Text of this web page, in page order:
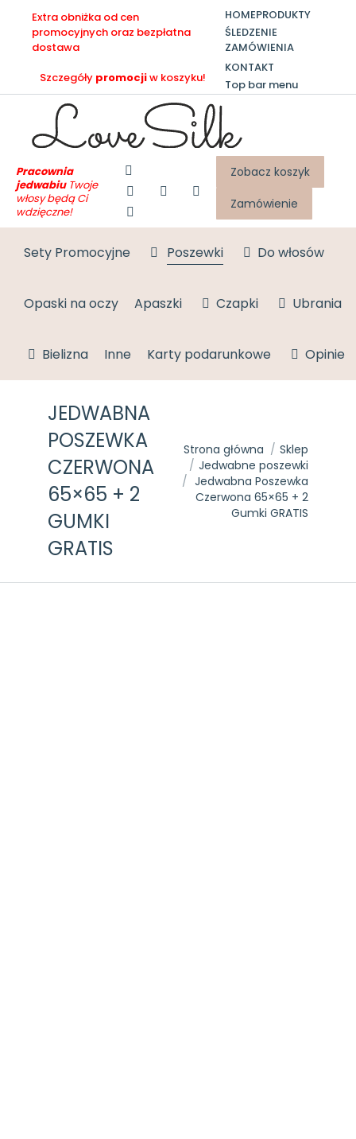
Extra obniżka od cen
promocyjnych oraz bezpłatna
dostawa
Szczegóły promocjiw koszyku!
HOMEPRODUKTY
ŚLEDZENIE
ZAMÓWIENIA
KONTAKT
Top bar menu
Pracownia
jedwabiuTwoje
włosy będą Ci
wdzięczne!
Zobacz koszyk
Zamówienie
Sety Promocyjne Poszewki Do włosów
Opaski na oczy Apaszki Czapki Ubrania
Bielizna Inne Karty podarunkowe Opinie
JEDWABNA
POSZEWKA
CZERWONA
65×65 + 2
GUMKI
GRATIS
Jesteś tutaj:
Strona główna
Sklep
Jedwabne poszewki
Jedwabna Poszewka
Czerwona 65×65 + 2
Gumki GRATIS